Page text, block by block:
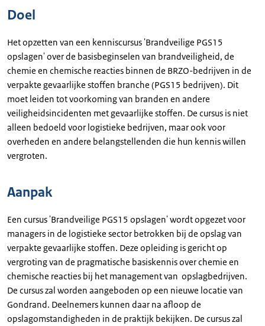
Doel
Het opzetten van een kenniscursus 'Brandveilige PGS15
opslagen' over de basisbeginselen van brandveiligheid, de
chemie en chemische reacties binnen de BRZO-bedrijven in de
verpakte gevaarlijke stoffen branche (PGS15 bedrijven). Dit
moet leiden tot voorkoming van branden en andere
veiligheidsincidenten met gevaarlijke stoffen. De cursus is niet
alleen bedoeld voor logistieke bedrijven, maar ook voor
overheden en andere belangstellenden die hun kennis willen
vergroten.
Aanpak
Een cursus 'Brandveilige PGS15 opslagen' wordt opgezet voor
managers in de logistieke sector betrokken bij de opslag van
verpakte gevaarlijke stoffen. Deze opleiding is gericht op
vergroting van de pragmatische basiskennis over chemie en
chemische reacties bij het management van opslagbedrijven.
De cursus zal worden aangeboden op een nieuwe locatie van
Gondrand. Deelnemers kunnen daar na afloop de
opslagomstandigheden in de praktijk bekijken. De cursus zal